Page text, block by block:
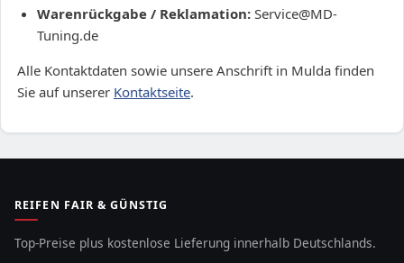
Warenrückgabe / Reklamation: Service@MD-
Tuning.de
Alle Kontaktdaten sowie unsere Anschrift in Mulda finden
Sie auf unserer Kontaktseite.
REIFEN FAIR & GÜNSTIG
Top-Preise plus kostenlose Lieferung innerhalb Deutschlands.